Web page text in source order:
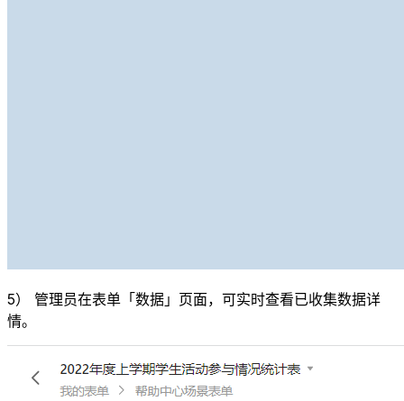
5） 管理员在表单「数据」页面，可实时查看已收集数据详
情。